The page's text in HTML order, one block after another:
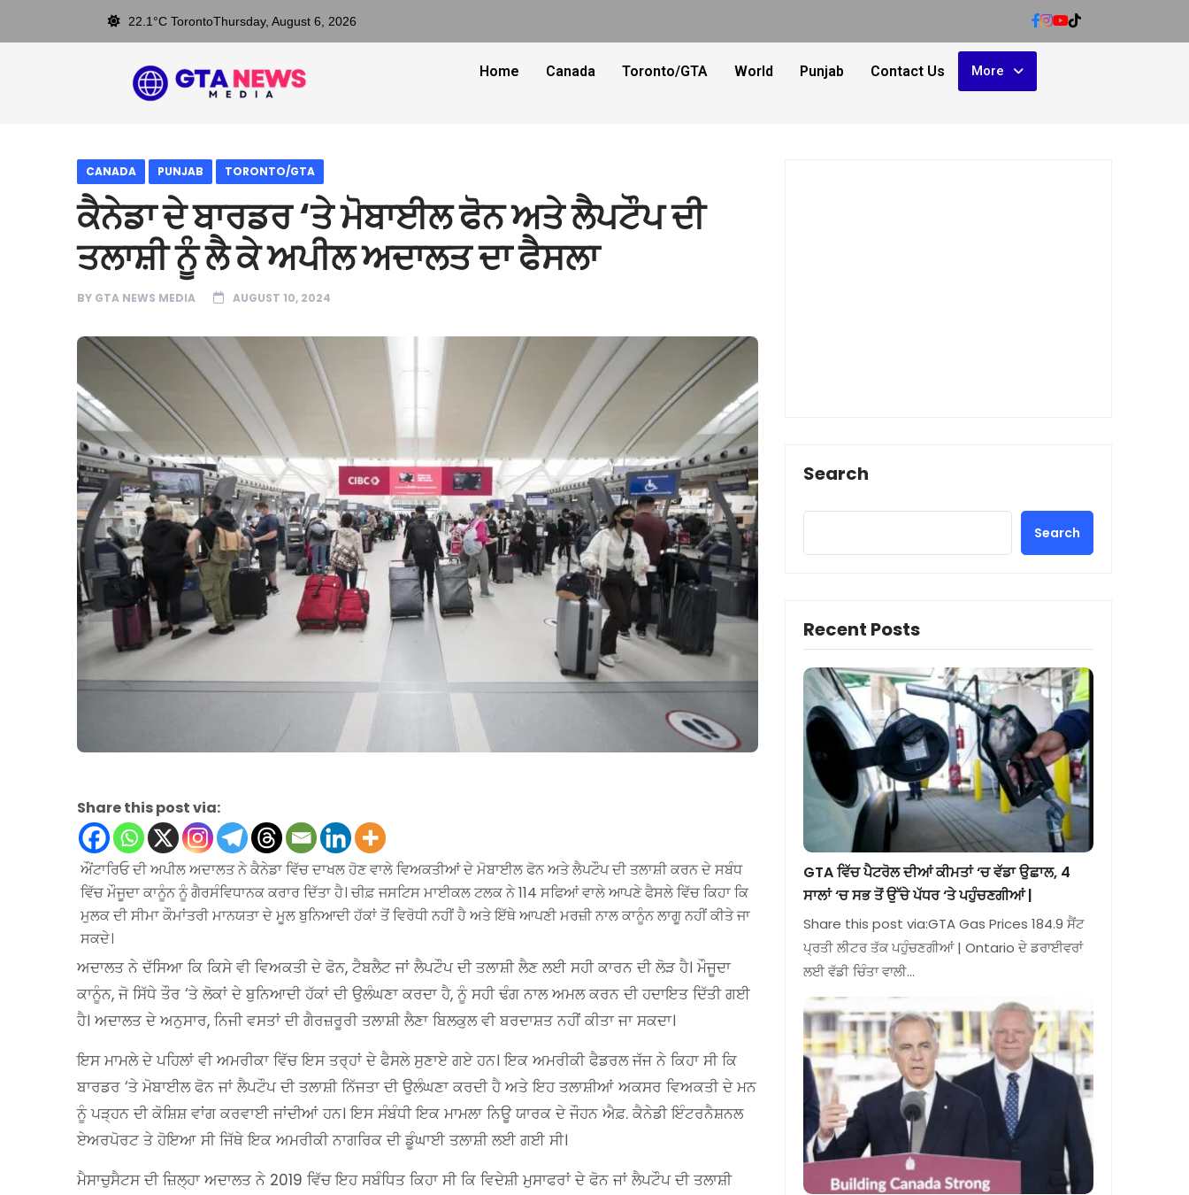
22.1°C TorontoThursday, August 6, 2026
Home Canada Toronto/GTA World Punjab Contact Us More
CANADA PUNJAB TORONTO/GTA
ਕੈਨੇਡਾ ਦੇ ਬਾਰਡਰ ‘ਤੇ ਮੋਬਾਈਲ ਫੋਨ ਅਤੇ ਲੈਪਟੌਪ ਦੀ
ਤਲਾਸ਼ੀ ਨੂੰ ਲੈ ਕੇ ਅਪੀਲ ਅਦਾਲਤ ਦਾ ਫੈਸਲਾ
BY GTA NEWS MEDIA AUGUST 10, 2024
Share this post via:
ਔਂਟਾਰਿਓ ਦੀ ਅਪੀਲ ਅਦਾਲਤ ਨੇ ਕੈਨੇਡਾ ਵਿੱਚ ਦਾਖਲ ਹੋਣ ਵਾਲੇ ਵਿਅਕਤੀਆਂ ਦੇ ਮੋਬਾਈਲ ਫੋਨ ਅਤੇ ਲੈਪਟੌਪ ਦੀ ਤਲਾਸ਼ੀ ਕਰਨ ਦੇ ਸਬੰਧ
ਵਿੱਚ ਮੌਜੂਦਾ ਕਾਨੂੰਨ ਨੂੰ ਗੈਰਸੰਵਿਧਾਨਕ ਕਰਾਰ ਦਿੱਤਾ ਹੈ। ਚੀਫ਼ ਜਸਟਿਸ ਮਾਈਕਲ ਟਲਕ ਨੇ 114 ਸਫਿਆਂ ਵਾਲੇ ਆਪਣੇ ਫੈਸਲੇ ਵਿੱਚ ਕਿਹਾ ਕਿ
ਮੁਲਕ ਦੀ ਸੀਮਾ ਕੌਮਾਂਤਰੀ ਮਾਨਯਤਾ ਦੇ ਮੂਲ ਬੁਨਿਆਦੀ ਹੱਕਾਂ ਤੋਂ ਵਿਰੋਧੀ ਨਹੀਂ ਹੈ ਅਤੇ ਇੱਥੇ ਆਪਣੀ ਮਰਜ਼ੀ ਨਾਲ ਕਾਨੂੰਨ ਲਾਗੂ ਨਹੀਂ ਕੀਤੇ ਜਾ
ਸਕਦੇ।
ਅਦਾਲਤ ਨੇ ਦੱਸਿਆ ਕਿ ਕਿਸੇ ਵੀ ਵਿਅਕਤੀ ਦੇ ਫੋਨ, ਟੈਬਲੈਟ ਜਾਂ ਲੈਪਟੌਪ ਦੀ ਤਲਾਸ਼ੀ ਲੈਣ ਲਈ ਸਹੀ ਕਾਰਨ ਦੀ ਲੋੜ ਹੈ। ਮੌਜੂਦਾ
ਕਾਨੂੰਨ, ਜੋ ਸਿੱਧੇ ਤੌਰ ‘ਤੇ ਲੋਕਾਂ ਦੇ ਬੁਨਿਆਦੀ ਹੱਕਾਂ ਦੀ ਉਲੰਘਣਾ ਕਰਦਾ ਹੈ, ਨੂੰ ਸਹੀ ਢੰਗ ਨਾਲ ਅਮਲ ਕਰਨ ਦੀ ਹਦਾਇਤ ਦਿੱਤੀ ਗਈ
ਹੈ। ਅਦਾਲਤ ਦੇ ਅਨੁਸਾਰ, ਨਿਜੀ ਵਸਤਾਂ ਦੀ ਗੈਰਜ਼ਰੂਰੀ ਤਲਾਸ਼ੀ ਲੈਣਾ ਬਿਲਕੁਲ ਵੀ ਬਰਦਾਸ਼ਤ ਨਹੀਂ ਕੀਤਾ ਜਾ ਸਕਦਾ।
ਇਸ ਮਾਮਲੇ ਦੇ ਪਹਿਲਾਂ ਵੀ ਅਮਰੀਕਾ ਵਿੱਚ ਇਸ ਤਰ੍ਹਾਂ ਦੇ ਫੈਸਲੇ ਸੁਣਾਏ ਗਏ ਹਨ। ਇਕ ਅਮਰੀਕੀ ਫੈਡਰਲ ਜੱਜ ਨੇ ਕਿਹਾ ਸੀ ਕਿ
ਬਾਰਡਰ ‘ਤੇ ਮੋਬਾਈਲ ਫੋਨ ਜਾਂ ਲੈਪਟੌਪ ਦੀ ਤਲਾਸ਼ੀ ਨਿੱਜਤਾ ਦੀ ਉਲੰਘਣਾ ਕਰਦੀ ਹੈ ਅਤੇ ਇਹ ਤਲਾਸ਼ੀਆਂ ਅਕਸਰ ਵਿਅਕਤੀ ਦੇ ਮਨ
ਨੂੰ ਪੜ੍ਹਨ ਦੀ ਕੋਸ਼ਿਸ਼ ਵਾਂਗ ਕਰਵਾਈ ਜਾਂਦੀਆਂ ਹਨ। ਇਸ ਸੰਬੰਧੀ ਇਕ ਮਾਮਲਾ ਨਿਊ ਯਾਰਕ ਦੇ ਜੌਹਨ ਐਫ਼. ਕੈਨੇਡੀ ਇੰਟਰਨੈਸ਼ਨਲ
ਏਅਰਪੋਰਟ ਤੇ ਹੋਇਆ ਸੀ ਜਿੱਥੇ ਇਕ ਅਮਰੀਕੀ ਨਾਗਰਿਕ ਦੀ ਡੂੰਘਾਈ ਤਲਾਸ਼ੀ ਲਈ ਗਈ ਸੀ।
ਮੈਸਾਚੁਸੈਟਸ ਦੀ ਜ਼ਿਲ੍ਹਾ ਅਦਾਲਤ ਨੇ 2019 ਵਿੱਚ ਇਹ ਸਬੰਧਿਤ ਕਿਹਾ ਸੀ ਕਿ ਵਿਦੇਸ਼ੀ ਮੁਸਾਫਰਾਂ ਦੇ ਫੋਨ ਜਾਂ ਲੈਪਟੌਪ ਦੀ ਤਲਾਸ਼ੀ
Search
Search
Recent Posts
GTA ਵਿੱਚ ਪੈਟਰੋਲ ਦੀਆਂ ਕੀਮਤਾਂ ‘ਚ ਵੱਡਾ ਉਛਾਲ, 4
ਸਾਲਾਂ ‘ਚ ਸਭ ਤੋਂ ਉੱਚੇ ਪੱਧਰ ‘ਤੇ ਪਹੁੰਚਣਗੀਆਂ |
Share this post via:GTA Gas Prices 184.9 ਸੈਂਟ
ਪ੍ਰਤੀ ਲੀਟਰ ਤੱਕ ਪਹੁੰਚਣਗੀਆਂ | Ontario ਦੇ ਡਰਾਈਵਰਾਂ
ਲਈ ਵੱਡੀ ਚਿੰਤਾ ਵਾਲੀ…